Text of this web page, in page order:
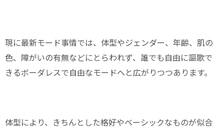
現に最新モード事情では、体型やジェンダー、年齢、肌の
色、障がいの有無などにとらわれず、誰でも自由に謳歌で
きるボーダレスで自由なモードへと広がりつつあります。
体型により、きちんとした格好やベーシックなものが似合